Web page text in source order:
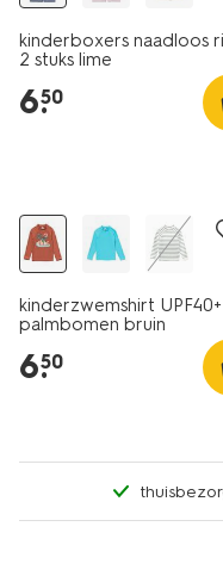
kinderboxers naadloos
2 stuks lime
6.
50
kinderzwemshirt UPF40+
palmbomen bruin
6.
50